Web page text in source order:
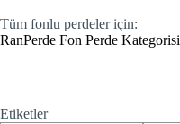
Tüm fonlu perdeler için:
RanPerde Fon Perde Kategorisi
Etiketler